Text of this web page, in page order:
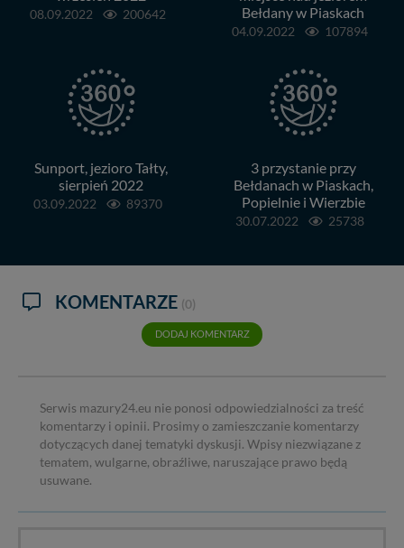
08.09.2022 200642
Bełdany w Piaskach
04.09.2022 107894
Sunport, jezioro Tałty,
sierpień 2022
03.09.2022 89370
3 przystanie przy
Bełdanach w Piaskach,
Popielnie i Wierzbie
30.07.2022 25738
KOMENTARZE (0)
DODAJ KOMENTARZ
Serwis mazury24.eu nie ponosi odpowiedzialności za treść
komentarzy i opinii. Prosimy o zamieszczanie komentarzy
dotyczących danej tematyki dyskusji. Wpisy niezwiązane z
tematem, wulgarne, obraźliwe, naruszające prawo będą
usuwane.